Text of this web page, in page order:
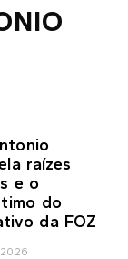
raízes
e o
do
da FOZ